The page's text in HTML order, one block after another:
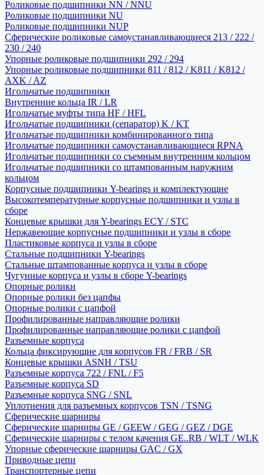
Роликовые подшипники NN / NNU
Роликовые подшипники NU
Роликовые подшипники NUP
Сферические роликовые самоустанавливающиеся 213 / 222 /
230 / 240
Упорные роликовые подшипники 292 / 294
Упорные роликовые подшипники 811 / 812 / K811 / K812 /
AXK / AZ
Игольчатые подшипники
Внутренние кольца IR / LR
Игольчатые муфты типа HF / HFL
Игольчатые подшипники (сепаратор) K / KT
Игольчатые подшипники комбинированного типа
Игольчатые подшипники самоустанавливающиеся RPNA
Игольчатые подшипники со съемным внутренним кольцом
Игольчатые подшипники со штампованным наружним
кольцом
Корпусные подшипники Y-bearings и комплектующие
Высокотемпературные корпусные подшипники и узлы в
сборе
Концевые крышки для Y-bearings ECY / STC
Нержавеющие корпусные подшипники и узлы в сборе
Пластиковые корпуса и узлы в сборе
Стальные подшипники Y-bearings
Стальные штампованные корпуса и узлы в сборе
Чугунные корпуса и узлы в сборе Y-bearings
Опорные ролики
Опорные ролики без цапфы
Опорные ролики с цапфой
Профилированные направляющие ролики
Профилированные направляющие ролики с цапфой
Разъемные корпуса
Кольца фиксирующие для корпусов FR / FRB / SR
Концевые крышки ASNH / TSU
Разъемные корпуса 722 / FNL / F5
Разъемные корпуса SD
Разъемные корпуса SNG / SNL
Уплотнения для разъемных корпусов TSN / TSNG
Сферические шарниры
Сферические шарниры GE / GEEW / GEG / GEZ / DGE
Сферические шарниры с телом качения GE..RB / WLT / WLK
Упорные сферические шарниры GAC / GX
Приводные цепи
Транспортерные цепи